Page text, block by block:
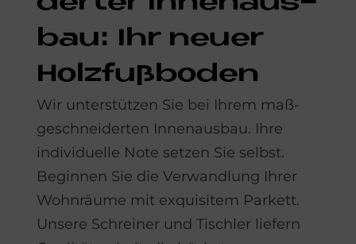
bau: Ihr neu­er
Holz­fuß­bo­den
Wir unterstützen Sie bei Ihrem maß­
geschneiderten Innen­ausbau. Ihre
individuelle Note setzen Sie selbst.
Beginnen Sie die Verwandlung Ihrer
Wohnräume mit exquisitem Parkett.
Unsere Schreiner und Tischler liefern